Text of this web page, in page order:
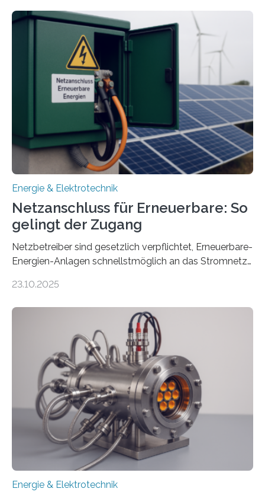
Quartieren“ eingeworben. Ziel des Projekts ist die
Entwicklung, Erprobung und Demonstration von
Konzepten zur langfristigen Energiespeicherung in
sektorübergreifend vernetzten Energiesystemen. Das
Projekt startete am 15. Oktober 2025, hat eine Laufzeit
von drei Jahren und ein Gesamtvolumen von rund 2,9
Millionen Euro, wovon 2,6 Millionen Euro durch das
Ministerium für Umwelt, Klima und…
Energie & Elektrotechnik
Netzanschluss für Erneuerbare: So
gelingt der Zugang
Netzbetreiber sind gesetzlich verpflichtet, Erneuerbare-
Energien-Anlagen schnellstmöglich an das Stromnetz
ermöglichen. Doch der dafür nötige Netzausbau hinkt
einem „Anschlussstau“. Die Stiftung
Umweltenergierecht hat den Rechtsrahmen in einem
neuen Bericht für die Praxis eingeordnet – inklusive der
Rolle von flexiblen Netzanschlussvereinbarungen. Der
Netzanschluss von Erneuerbare-Energien-Anlagen
(EE-Anlagen) ist entscheidend für die Energiewende.
Denn ohne Anschluss an das Netz kann kein Strom
eingespeist werden. Nach dem Erneuerbare-Energien-
Gesetz (EEG) sind Netzbetreiber…
23.10.2025
Energie & Elektrotechnik